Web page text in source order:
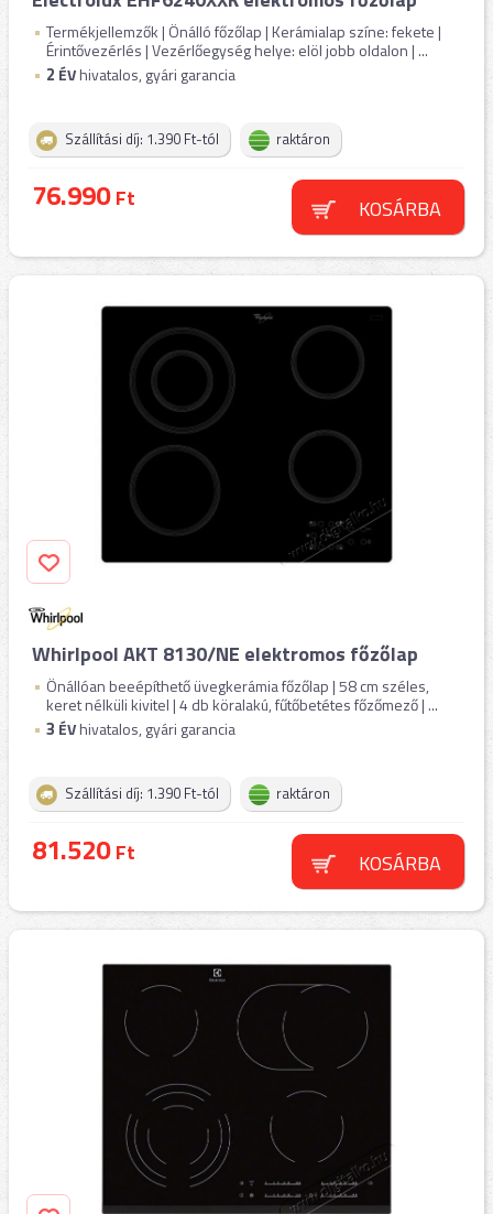
Termékjellemzők | Önálló főzőlap | Kerámialap színe: fekete |
Érintővezérlés | Vezérlőegység helye: elöl jobb oldalon | ...
2 ÉVhivatalos, gyári garancia
Szállítási díj: 1.390 Ft-tól raktáron
76.990Ft KOSÁRBA
Whirlpool AKT 8130/NE elektromos főzőlap
Önállóan beeépíthető üvegkerámia főzőlap | 58 cm széles,
keret nélküli kivitel | 4 db köralakú, fűtőbetétes főzőmező | ...
3 ÉVhivatalos, gyári garancia
Szállítási díj: 1.390 Ft-tól raktáron
81.520Ft KOSÁRBA